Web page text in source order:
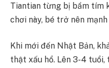
Tiantian từng bị bầm tím
chơi này, bé trở nên
Khi mới đến Nhật Bản,
thật xấu hổ. Lên 3-4